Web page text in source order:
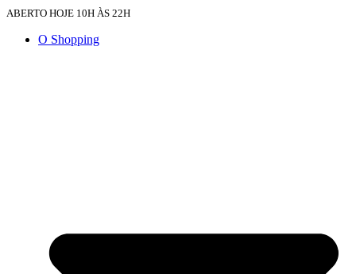
ABERTO HOJE 10H ÀS 22H
O Shopping